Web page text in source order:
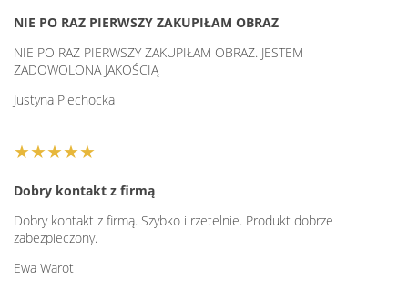
NIE PO RAZ PIERWSZY ZAKUPIŁAM OBRAZ
NIE PO RAZ PIERWSZY ZAKUPIŁAM OBRAZ. JESTEM
ZADOWOLONA JAKOŚCIĄ
Justyna Piechocka
★★★★★
Dobry kontakt z firmą
Dobry kontakt z firmą. Szybko i rzetelnie. Produkt dobrze
zabezpieczony.
Ewa Warot